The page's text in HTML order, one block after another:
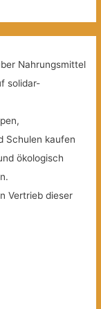
Nahrungsmittel
solidar-
Schulen kaufen
ökologisch
Vertrieb dieser